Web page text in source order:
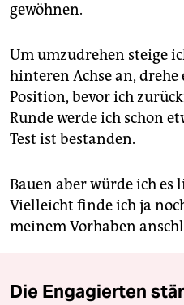
gewöhnen.
Um umzudrehen steige
hinteren Achse an, drehe
Position, bevor ich
Runde werde ich schon
Test ist bestanden.
Bauen aber würde ich
Vielleicht finde ich ja
meinem Vorhaben
Die Engagierten